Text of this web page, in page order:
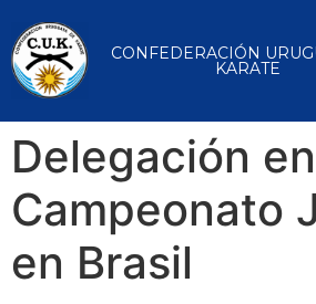
CONFEDERACIÓN
KARATE
Delegación
Campeonato
en Brasil